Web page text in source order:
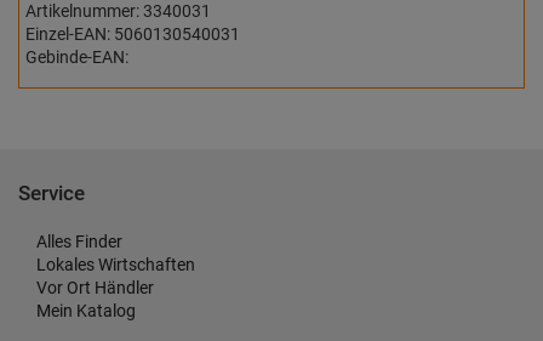
Artikelnummer: 3340031
Einzel-EAN: 5060130540031
Gebinde-EAN:
Service
Alles Finder
Lokales Wirtschaften
Vor Ort Händler
Mein Katalog